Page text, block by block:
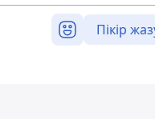
Пікір